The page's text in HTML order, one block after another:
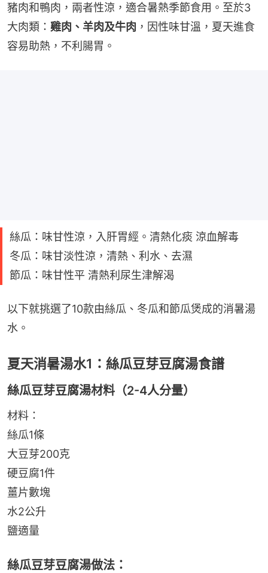
豬肉和鴨肉，兩者性涼，適合暑熱季節食用。至於3
大肉類： 雞肉、羊肉及牛肉 ，因性味甘溫，夏天進食
容易助熱，不利腸胃。
絲瓜：味甘性涼，入肝胃經。清熱化痰 涼血解毒
冬瓜：味甘淡性涼，清熱、利水、去濕
節瓜：味甘性平 清熱利尿生津解渴
以下就挑選了10款由絲瓜、冬瓜和節瓜煲成的消暑湯
水。
夏天消暑湯水1：絲瓜豆芽豆腐湯食譜
絲瓜豆芽豆腐湯材料（2-4人分量）
材料：
絲瓜1條
大豆芽200克
硬豆腐1件
薑片數塊
水2公升
鹽適量
絲瓜豆芽豆腐湯做法：